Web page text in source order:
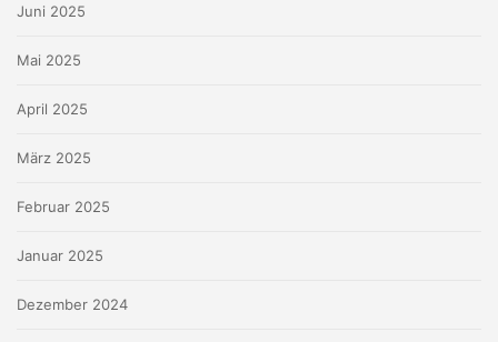
Juni 2025
Mai 2025
April 2025
März 2025
Februar 2025
Januar 2025
Dezember 2024